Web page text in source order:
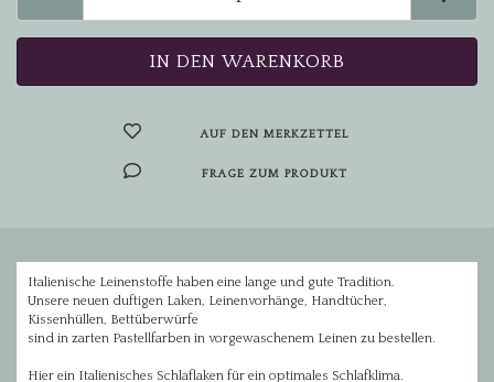
AUF DEN MERKZETTEL
FRAGE ZUM PRODUKT
Italienische Leinenstoffe haben eine lange und gute Tradition.
Unsere neuen duftigen Laken, Leinenvorhänge, Handtücher,
Kissenhüllen, Bettüberwürfe
sind in zarten Pastellfarben in vorgewaschenem Leinen zu bestellen.
Hier ein Italienisches Schlaflaken für ein optimales Schlafklima.